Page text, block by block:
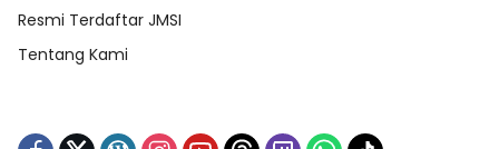
Resmi Terdaftar JMSI
Tentang Kami